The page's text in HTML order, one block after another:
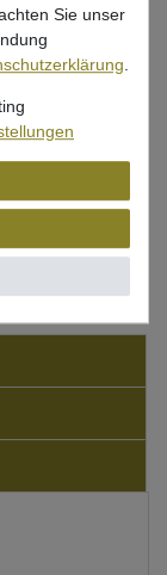
Sie unser